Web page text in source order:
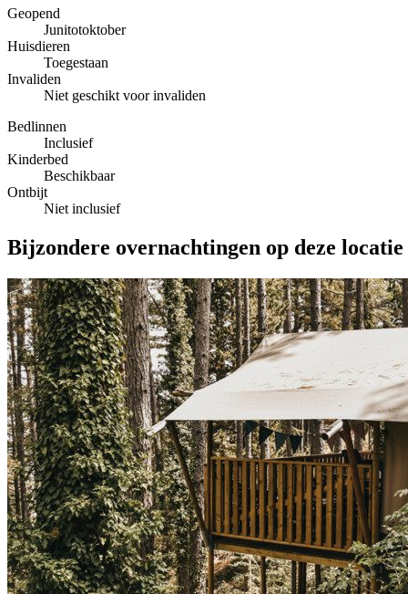
Geopend
Junitotoktober
Huisdieren
Toegestaan
Invaliden
Niet geschikt voor invaliden
Bedlinnen
Inclusief
Kinderbed
Beschikbaar
Ontbijt
Niet inclusief
Bijzondere overnachtingen op deze locatie